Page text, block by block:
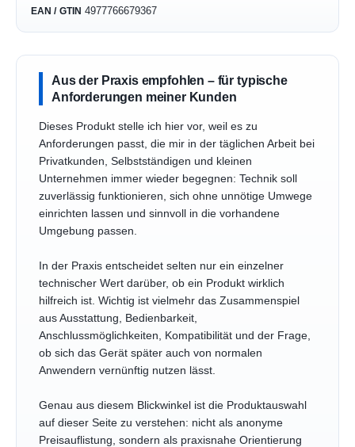
EAN / GTIN 4977766679367
Aus der Praxis empfohlen – für typische
Anforderungen meiner Kunden
Dieses Produkt stelle ich hier vor, weil es zu
Anforderungen passt, die mir in der täglichen Arbeit bei
Privatkunden, Selbstständigen und kleinen
Unternehmen immer wieder begegnen: Technik soll
zuverlässig funktionieren, sich ohne unnötige Umwege
einrichten lassen und sinnvoll in die vorhandene
Umgebung passen.
In der Praxis entscheidet selten nur ein einzelner
technischer Wert darüber, ob ein Produkt wirklich
hilfreich ist. Wichtig ist vielmehr das Zusammenspiel
aus Ausstattung, Bedienbarkeit,
Anschlussmöglichkeiten, Kompatibilität und der Frage,
ob sich das Gerät später auch von normalen
Anwendern vernünftig nutzen lässt.
Genau aus diesem Blickwinkel ist die Produktauswahl
auf dieser Seite zu verstehen: nicht als anonyme
Preisauflistung, sondern als praxisnahe Orientierung